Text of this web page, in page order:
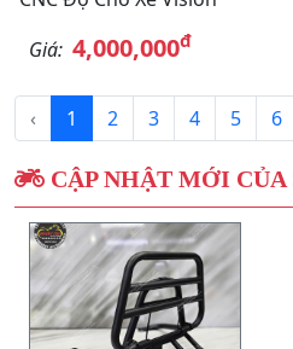
Giá: 4,000,000đ
‹ 1 2 3 4 5 6
CẬP NHẬT MỚI CỦA